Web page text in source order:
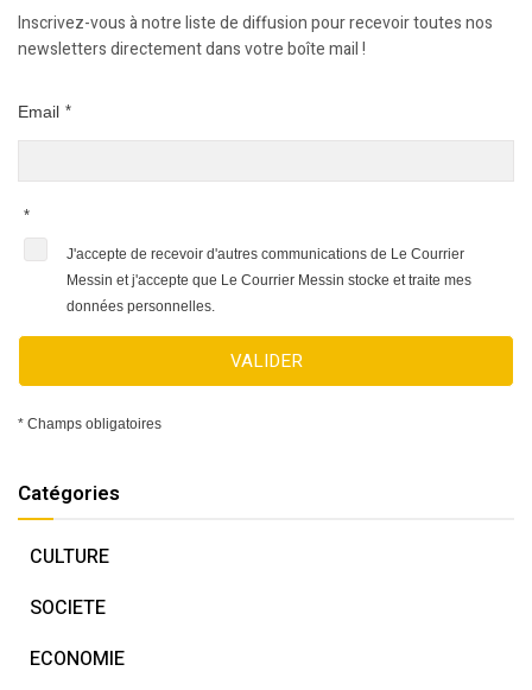
Inscrivez-vous à notre liste de diffusion pour recevoir toutes nos
newsletters directement dans votre boîte mail !
Email *
*
J'accepte de recevoir d'autres communications de Le Courrier
Messin et j'accepte que Le Courrier Messin stocke et traite mes
données personnelles.
VALIDER
* Champs obligatoires
Catégories
CULTURE
SOCIETE
ECONOMIE